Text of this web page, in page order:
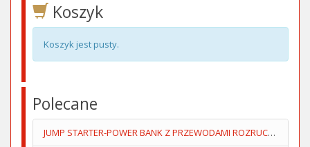
Koszyk
Koszyk jest pusty.
Polecane
JUMP STARTER-POWER BANK Z PRZEWODAMI ROZRUCHOWYMI+KOMPRESOR